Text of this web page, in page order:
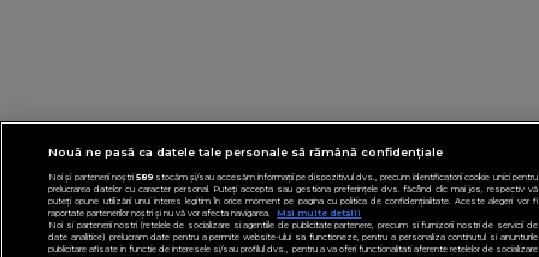
Nouă ne pasă ca datele tale personale să rămână confidențiale
Noi și partenerii noștri589stocăm și/sau accesăm informații pe dispozitivul dvs., precum identificatorii cookie unici pentru
prelucrarea datelor cu caracter personal. Puteți accepta sau gestiona preferințele dvs. făcând clic mai jos, respectiv vă
puteți opune utilizării unui interes legitim în orice moment pe pagina cu politica de confidențialitate. Aceste alegeri vor fi
raportate partenerilor noștri și nu vă vor afecta navigarea.
Mai multe detalii
Noi si partenerii nostri (retelele de socializare si agentiile de publicitate partenere, precum si furnizorii nostri de servicii de
date analitice) prelucram date pentru a permite website-ului sa functioneze, pentru a personaliza continutul si anunturile
publicitare afisate in functie de interesele si/sau profilul dvs., pentru a va oferi functionalitati aferente retelelor de socializare